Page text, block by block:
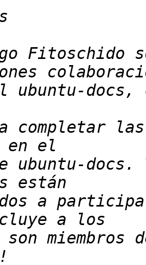
a completar
ubuntu-docs.
a
son miembros